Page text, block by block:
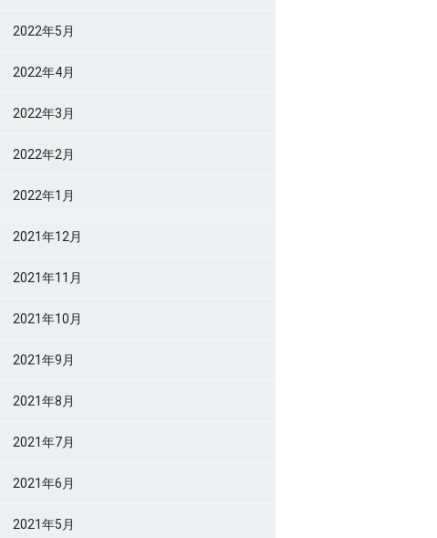
2022年5月
2022年4月
2022年3月
2022年2月
2022年1月
2021年12月
2021年11月
2021年10月
2021年9月
2021年8月
2021年7月
2021年6月
2021年5月